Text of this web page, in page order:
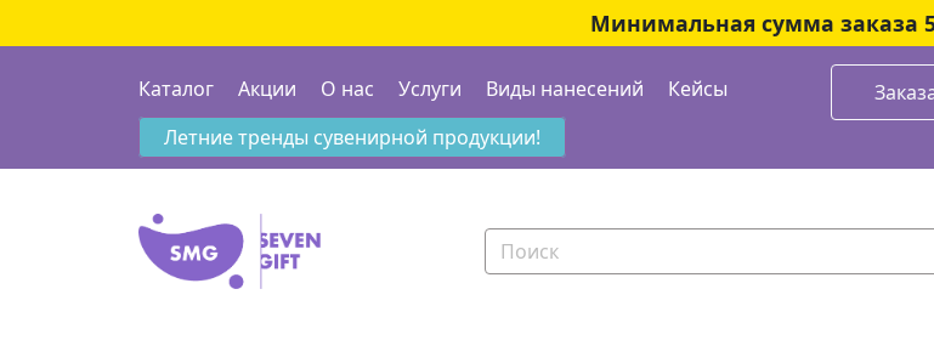
Минимальная сумма заказа
Каталог Акции О нас Услуги Виды нанесений Кейсы
Летние тренды сувенирной продукции!